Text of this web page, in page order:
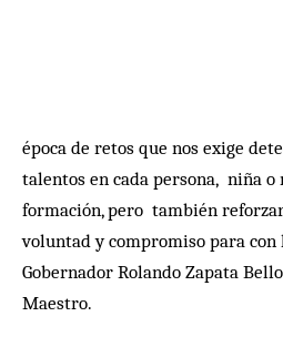
época de retos que nos exige
talentos en cada persona, niña
formación, pero también
voluntad y compromiso para con
Gobernador Rolando Zapata
Maestro.